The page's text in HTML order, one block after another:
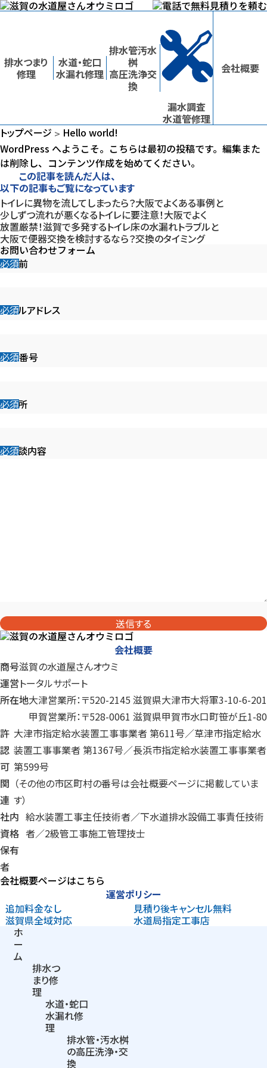
排水つまり
修理
水道・蛇口
水漏れ修理
排水管汚水
桝
高圧洗浄交
換
漏水調査
水道管修理
会社概要
トップページ > Hello world!
WordPress へようこそ。こちらは最初の投稿です。編集また
は削除し、コンテンツ作成を始めてください。
この記事を読んだ人は、
以下の記事もご覧になっています
トイレに異物を流してしまったら？大阪でよくある事例と
少しずつ流れが悪くなるトイレに要注意！大阪でよく
放置厳禁！滋賀で多発するトイレ床の水漏れトラブルと
大阪で便器交換を検討するなら？交換のタイミング
お問い合わせフォーム
お名前
メールアドレス
電話番号
ご住所
ご相談内容
送信する
会社概要
商号滋賀の水道屋さんオウミ
運営トータルサポート
所在地大津営業所：〒520-2145 滋賀県大津市大将軍3-10-6-201
甲賀営業所：〒528-0061 滋賀県甲賀市水口町笹が丘1-80
許
認
可
関
連
大津市指定給水装置工事事業者 第611号／草津市指定給水
装置工事事業者 第1367号／長浜市指定給水装置工事事業者
第599号
（その他の市区町村の番号は会社概要ページに掲載していま
す）
社内
資格
保有
者
給水装置工事主任技術者／下水道排水設備工事責任技術
者／2級管工事施工管理技士
会社概要ページはこちら
運営ポリシー
追加料金なし
見積り後キャンセル無料
滋賀県全域対応 水道局指定工事店
ホ
ー
ム
排水つ
まり修
理
水道・蛇口
水漏れ修
理
排水管・汚水桝
の高圧洗浄・交
換